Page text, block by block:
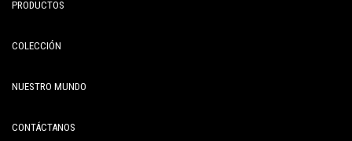
PRODUCTOS
COLECCIÓN
NUESTRO MUNDO
CONTÁCTANOS